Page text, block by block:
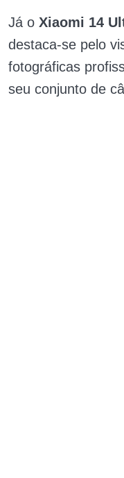
Já o Xiaomi 14
destaca-se pelo
fotográficas
seu conjunto de